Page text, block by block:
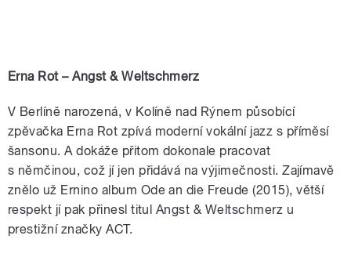
Erna Rot – Angst & Weltschmerz
V Berlíně narozená, v Kolíně nad Rýnem působící
zpěvačka Erna Rot zpívá moderní vokální jazz s příměsí
šansonu. A dokáže přitom dokonale pracovat
s němčinou, což jí jen přidává na výjimečnosti. Zajímavě
znělo už Ernino album Ode an die Freude (2015), větší
respekt jí pak přinesl titul Angst & Weltschmerz u
prestižní značky ACT.